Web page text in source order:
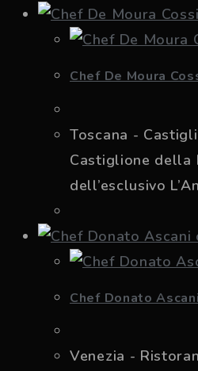
Chef De Moura
Toscana -
Castiglione della
dell’esclusivo
Chef Donato
Venezia -